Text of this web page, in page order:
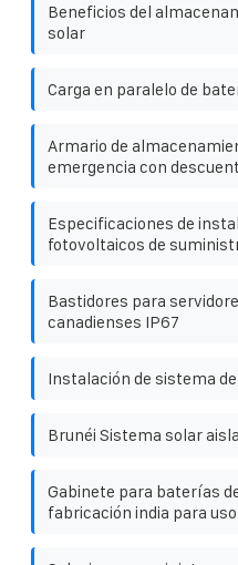
Beneficios del
solar
Carga en paralelo de
Armario de
emergencia con
Especificaciones de
fotovoltaicos de
Bastidores para
canadienses IP67
Instalación de sistema
Brunéi Sistema solar
Gabinete para baterías
fabricación india para